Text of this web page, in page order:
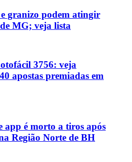
e granizo podem atingir
MG; veja lista
3756: veja
apostas premiadas em
app é morto a tiros após
Região Norte de BH